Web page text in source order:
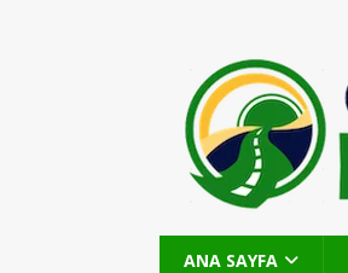
ANA SAYFA